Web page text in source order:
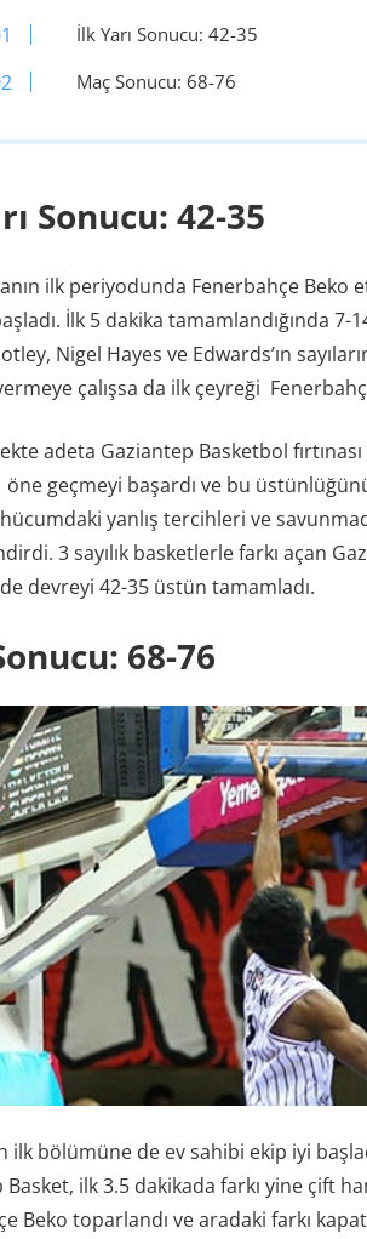
İlk Yarı Sonucu: 42-35
Maç Sonucu: 68-76
Sonucu: 42-35
ilk periyodunda Fenerbahçe
İlk 5 dakika tamamlandığında
Nigel Hayes ve Edwards’ın
çalışsa da ilk çeyreği
adeta Gaziantep Basketbol
öne geçmeyi başardı ve bu
yanlış tercihleri ve
3 sayılık basketlerle farkı açan
devreyi 42-35 üstün tamamladı.
68-76
ilk bölümüne de ev sahibi ekip iyi
Basket, ilk 3.5 dakikada farkı yine çift
Beko toparlandı ve aradaki farkı